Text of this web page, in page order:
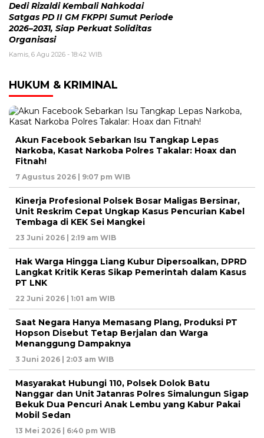
Dedi Rizaldi Kembali Nahkodai
Satgas PD II GM FKPPI Sumut Periode
2026–2031, Siap Perkuat Soliditas
Organisasi
Kamis, 6 Agu 2026 - 18:42 WIB
HUKUM & KRIMINAL
Akun Facebook Sebarkan Isu Tangkap Lepas
Narkoba, Kasat Narkoba Polres Takalar: Hoax dan
Fitnah!
7 Agustus 2026 | 9:07 pm WIB
Kinerja Profesional Polsek Bosar Maligas Bersinar,
Unit Reskrim Cepat Ungkap Kasus Pencurian Kabel
Tembaga di KEK Sei Mangkei
23 Juni 2026 | 2:19 am WIB
Hak Warga Hingga Liang Kubur Dipersoalkan, DPRD
Langkat Kritik Keras Sikap Pemerintah dalam Kasus
PT LNK
22 Juni 2026 | 1:01 am WIB
Saat Negara Hanya Memasang Plang, Produksi PT
Hopson Disebut Tetap Berjalan dan Warga
Menanggung Dampaknya
3 Juni 2026 | 2:03 am WIB
Masyarakat Hubungi 110, Polsek Dolok Batu
Nanggar dan Unit Jatanras Polres Simalungun Sigap
Bekuk Dua Pencuri Anak Lembu yang Kabur Pakai
Mobil Sedan
13 Mei 2026 | 6:40 pm WIB